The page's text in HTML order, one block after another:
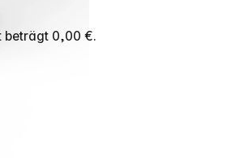
beträgt 0,00 €.